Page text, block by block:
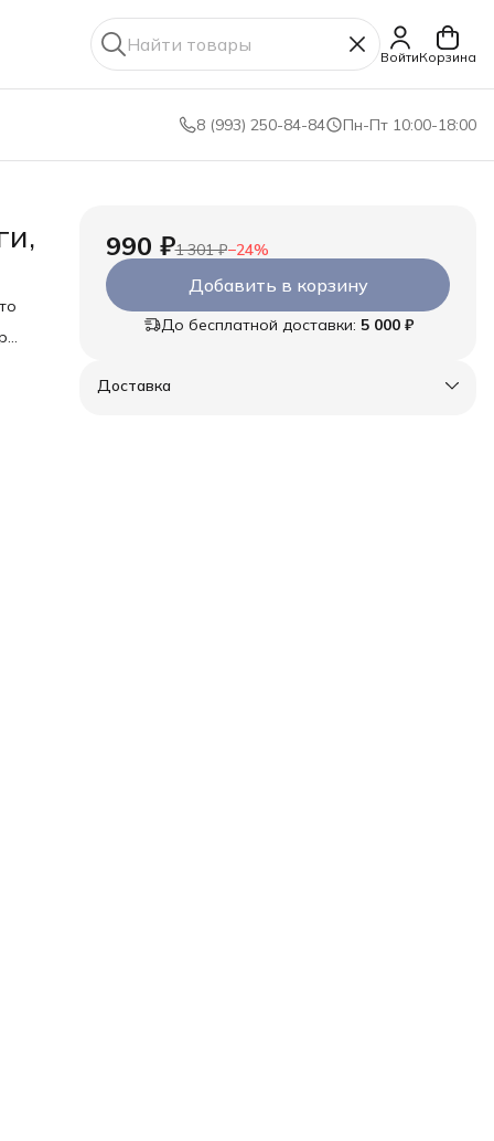
ВойтиКорзина
8 (993) 250-84-84 Пн-Пт 10:00-18:00
990 ₽1 301 ₽−24%
Добавить в корзину
До бесплатной доставки: 5 000 ₽
Доставка